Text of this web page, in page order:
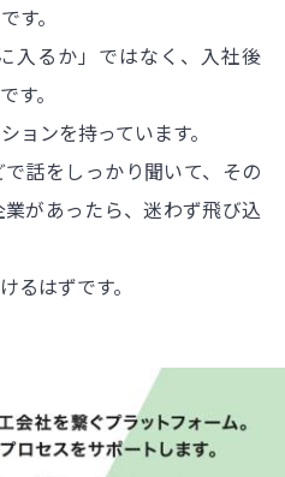
す。
入るか」ではなく、入社後
す。
ョンを持っています。
話をしっかり聞いて、その
があったら、迷わず飛び込
るはずです。